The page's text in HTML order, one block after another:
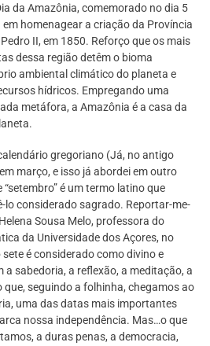
da Amazônia, comemorado no dia 5
homenagear a criação da Província
II, em 1850. Reforço que os mais
dessa região detêm o bioma
ambiental climático do planeta e
hídricos. Empregando uma
metáfora, a Amazônia é a casa da
gregoriano (Já, no antigo
março, e isso já abordei em outro
é um termo latino que
lo considerado sagrado. Reportar-me-
Sousa Melo, professora do
da Universidade dos Açores, no
é considerado como divino e
a sabedoria, a reflexão, a meditação, a
que, seguindo a folhinha, chegamos ao
uma das datas mais importantes
nossa independência. Mas…o que
a duras penas, a democracia,